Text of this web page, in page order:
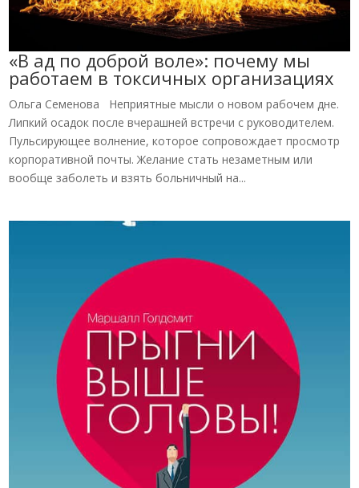
«В ад по доброй воле»: почему мы
работаем в токсичных организациях
Ольга Семенова Неприятные мысли о новом рабочем дне.
Липкий осадок после вчерашней встречи с руководителем.
Пульсирующее волнение, которое сопровождает просмотр
корпоративной почты. Желание стать незаметным или
вообще заболеть и взять больничный на...